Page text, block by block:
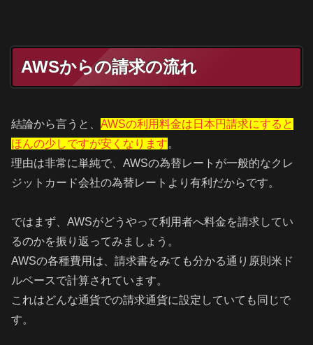
AWSからの請求の流れ
結論から言うと、 AWSの利用料金は日本円請求にすると
ほんの少しですが安くなります。
理由は非常に単純で、AWSの為替レートが一般的なクレ
ジットカード会社の為替レートより有利だからです。
ではまず、AWSがどうやって利用者へ料金を請求してい
るのかを振り返ってみましょう。
AWSの各種費用は、請求書をみても分かる通り原則米ド
ルベースで計算されています。
これはどんな通貨での請求通貨に設定していても同じで
す。